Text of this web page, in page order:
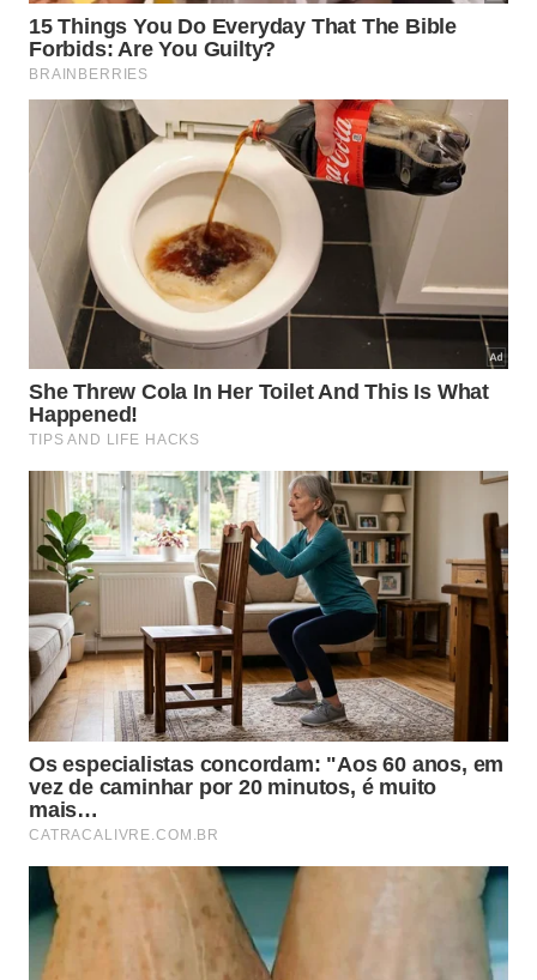
Indaiatuba-SP, 13343-060
Jaguariúna
Rod. Dr. Gov. Adhemar Pereira de Barros –
Jaguariúna/SP, 13918-110 UNIFAJ Campus II,
portaria 1, Bloco 05, sala 63.
Paulínia
Rua Salvador Lombardi Netto, 390 – Nova Paulínia,
Paulínia-SP, 13140-284
Vinhedo
Av. Benedito Storani, 1390 – Jardim Alves Nogueira,
Vinhedo-SP, 13280-001
Jundiaí
Rua Barão de Teffé, 1000, Sala 91 – Parque do
Colégio, Jundiaí-SP, 13208-761
Atibaia
Rua José Alvim, 42, Sala 11 – Centro, Atibaia – SP,
12940-750
Bragança Paulista